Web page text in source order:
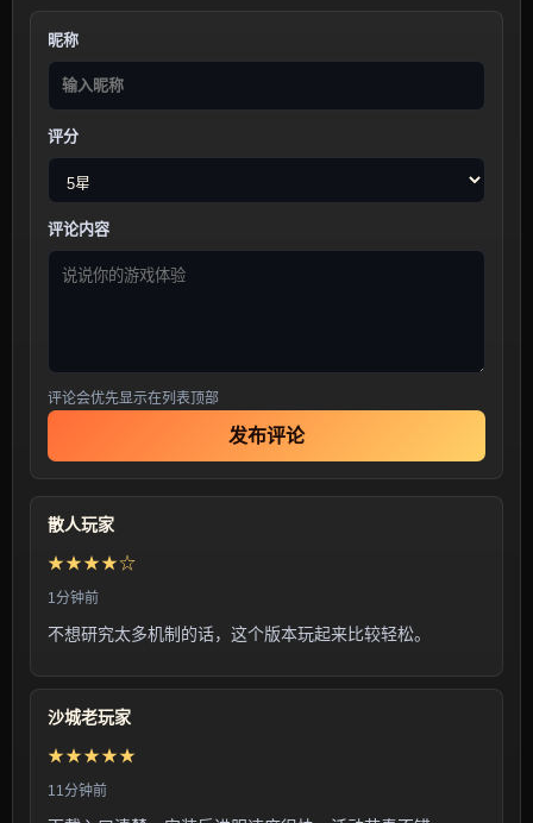
昵称
评分
评论内容
评论会优先显示在列表顶部
发布评论
散人玩家
★★★★☆
1分钟前
不想研究太多机制的话，这个版本玩起来比较轻松。
沙城老玩家
★★★★★
11分钟前